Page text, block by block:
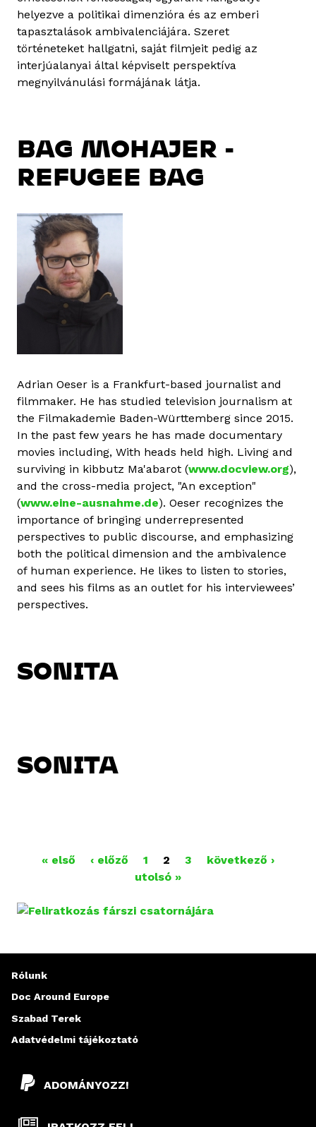
helyezve a politikai dimenzióra és az emberi
tapasztalások ambivalenciájára. Szeret
történeteket hallgatni, saját filmjeit pedig az
interjúalanyai által képviselt perspektíva
megnyilvánulási formájának látja.
BAG MOHAJER -
REFUGEE BAG
Adrian Oeser is a Frankfurt-based journalist and
filmmaker. He has studied television journalism at
the Filmakademie Baden-Württemberg since 2015.
In the past few years he has made documentary
movies including, With heads held high. Living and
surviving in kibbutz Ma'abarot (www.docview.org),
and the cross-media project, "An exception"
(www.eine-ausnahme.de). Oeser recognizes the
importance of bringing underrepresented
perspectives to public discourse, and emphasizing
both the political dimension and the ambivalence
of human experience. He likes to listen to stories,
and sees his films as an outlet for his interviewees’
perspectives.
SONITA
SONITA
D
L
A
K
« első ‹ előző 1 2 3
következő ›
utolsó »
ADOMÁNYOZZ!
Rólunk
Doc Around Europe
Szabad Terek
Adatvédelmi tájékoztató